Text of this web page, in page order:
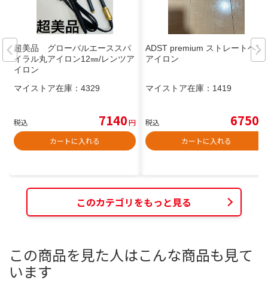
超美品 グローバルエーススパ
イラル丸アイロン12㎜/レンツア
イロン
マイストア在庫： 4329
税込 7140円
カートに入れる
ADST premium ストレートヘア
アイロン
マイストア在庫： 1419
税込 6750
カートに入れる
このカテゴリをもっと見る
この商品を見た人はこんな商品も見て
います